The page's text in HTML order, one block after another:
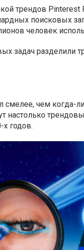
трендов Pinterest
​​поисковых
человек
задач разделили
чем когда-
настолько
годов.